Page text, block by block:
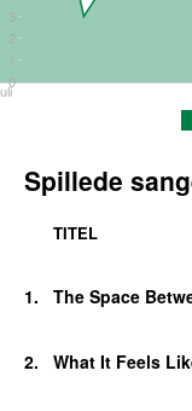
0
1
2
3
Spillede
TITEL
1.
The Space
2.
What It Feels